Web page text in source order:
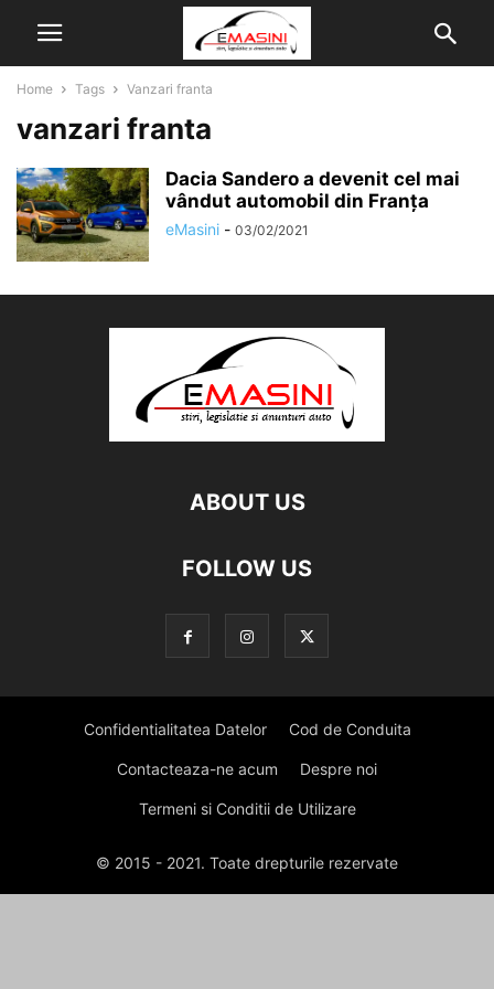
Home Tags Vanzari franta
vanzari franta
Dacia Sandero a devenit cel mai
vândut automobil din Franța
eMasini - 03/02/2021
ABOUT US
FOLLOW US
Confidentialitatea Datelor Cod de Conduita
Contacteaza-ne acum Despre noi
Termeni si Conditii de Utilizare
© 2015 - 2021. Toate drepturile rezervate